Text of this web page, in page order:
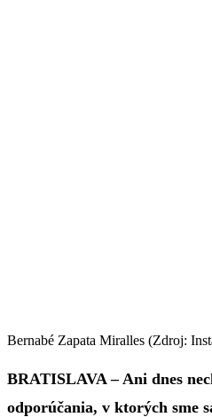
Bernabé Zapata Miralles (Zdroj:
BRATISLAVA – Ani dnes
odporúčania, v ktorých sme